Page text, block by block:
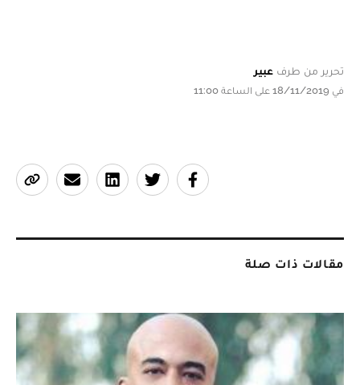
تحرير من طرف عبير
في 18/11/2019 على الساعة 11:00
مقالات ذات صلة